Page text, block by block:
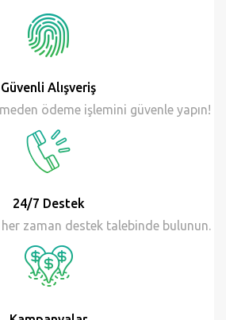
Güvenli Alışveriş
ödeme işlemini güvenle yapın!
24/7 Destek
zaman destek talebinde bulunun.